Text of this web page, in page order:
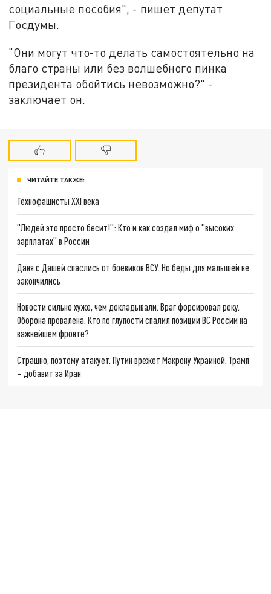
социальные пособия", - пишет депутат
Госдумы.
"Они могут что-то делать самостоятельно на
благо страны или без волшебного пинка
президента обойтись невозможно?" -
заключает он.
ЧИТАЙТЕ ТАКЖЕ:
Технофашисты XXI века
"Людей это просто бесит!": Кто и как создал миф о "высоких
зарплатах" в России
Даня с Дашей спаслись от боевиков ВСУ. Но беды для малышей не
закончились
Новости сильно хуже, чем докладывали. Враг форсировал реку.
Оборона провалена. Кто по глупости спалил позиции ВС России на
важнейшем фронте?
Страшно, поэтому атакует. Путин врежет Макрону Украиной. Трамп
– добавит за Иран